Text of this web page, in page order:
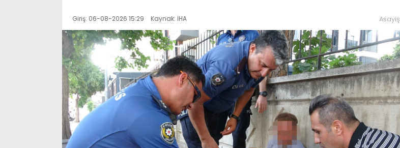
Giriş: 06-08-2026 15:29 Kaynak: İHA Asayiş